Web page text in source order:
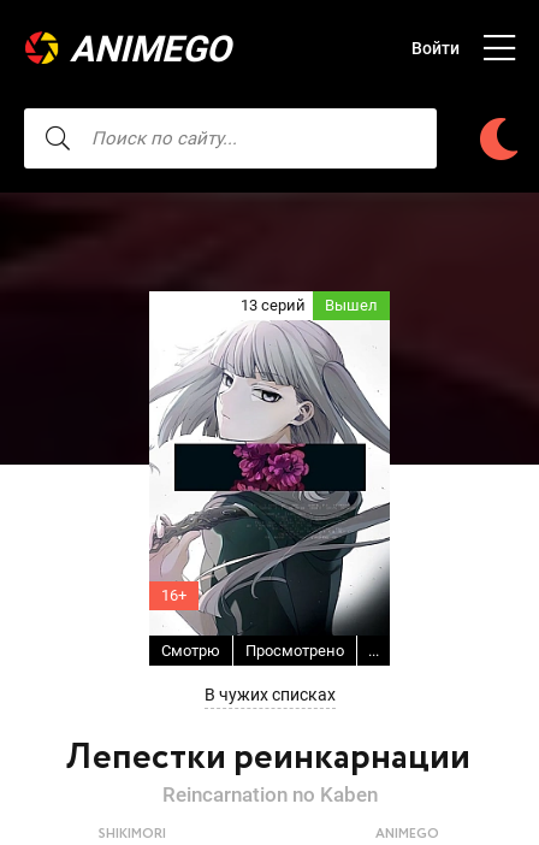
ANIMEGO Войти
Лепестки реинкарнации
13 серий Вышел
16+
Смотрю Просмотрено ...
В чужих списках
Reincarnation no Kaben
SHIKIMORI ANIMEGO